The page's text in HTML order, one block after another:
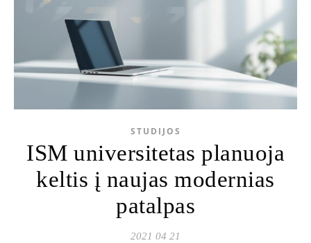
STUDIJOS
ISM universitetas planuoja
keltis į naujas modernias
patalpas
2021 04 21